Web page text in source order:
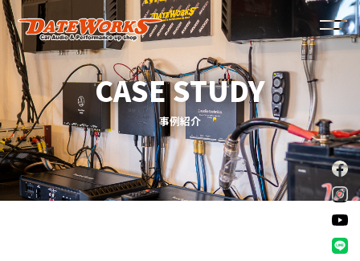
トップページ
ダテワークスが選ばれる理由
サービスメニュー
事例紹介